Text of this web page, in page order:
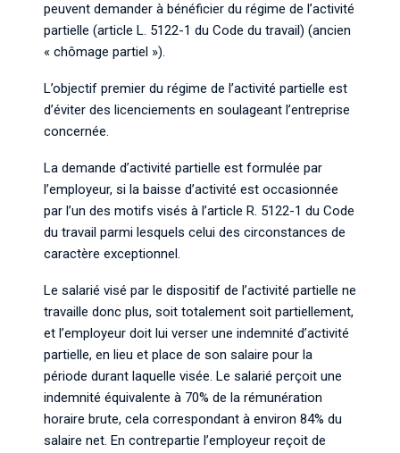
peuvent demander à bénéficier du régime de l’activité
partielle (article L. 5122-1 du Code du travail) (ancien
« chômage partiel »).
L’objectif premier du régime de l’activité partielle est
d’éviter des licenciements en soulageant l’entreprise
concernée.
La demande d’activité partielle est formulée par
l’employeur, si la baisse d’activité est occasionnée
par l’un des motifs visés à l’article R. 5122-1 du Code
du travail parmi lesquels celui des circonstances de
caractère exceptionnel.
Le salarié visé par le dispositif de l’activité partielle ne
travaille donc plus, soit totalement soit partiellement,
et l’employeur doit lui verser une indemnité d’activité
partielle, en lieu et place de son salaire pour la
période durant laquelle visée. Le salarié perçoit une
indemnité équivalente à 70% de la rémunération
horaire brute, cela correspondant à environ 84% du
salaire net. En contrepartie l’employeur reçoit de